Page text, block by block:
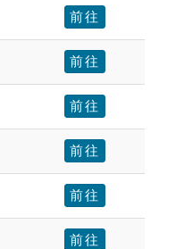
前往
前往
前往
前往
前往
前往